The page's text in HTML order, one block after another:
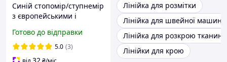
Синій стопомір/ступнемір
з європейськими і
розмірами, мірка
Гайдера, лінійка для
визначення розміру
Готово до відправки
5.0 (3)
Лінійка для розмітки
Лінійка для швейної машини
Лінійка для розкрою тканини
Лінійки для крою